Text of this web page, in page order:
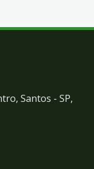
Santos - SP,